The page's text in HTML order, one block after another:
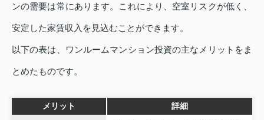
ンの需要は常にあります。これにより、空室リスクが低く、
安定した家賃収入を見込むことができます。
以下の表は、ワンルームマンション投資の主なメリットをま
とめたものです。
メリット 詳細